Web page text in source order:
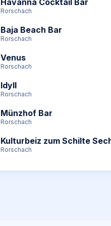
Havanna Cocktail Bar
Rorschach
Baja Beach Bar
Rorschach
Venus
Rorschach
Idyll
Rorschach
Münzhof Bar
Rorschach
Kulturbeiz zum Schilte
Rorschach